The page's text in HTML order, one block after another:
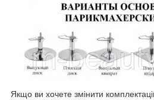
Якщо ви хочете змінити